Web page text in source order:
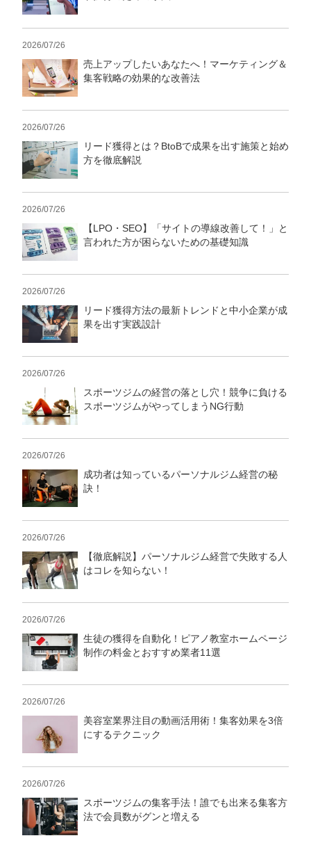
2026/07/26
売上アップしたいあなたへ！マーケティング＆
集客戦略の効果的な改善法
2026/07/26
リード獲得とは？BtoBで成果を出す施策と始め
方を徹底解説
2026/07/26
【LPO・SEO】「サイトの導線改善して！」と
言われた方が困らないための基礎知識
2026/07/26
リード獲得方法の最新トレンドと中小企業が成
果を出す実践設計
2026/07/26
スポーツジムの経営の落とし穴！競争に負ける
スポーツジムがやってしまうNG行動
2026/07/26
成功者は知っているパーソナルジム経営の秘
訣！
2026/07/26
【徹底解説】パーソナルジム経営で失敗する人
はコレを知らない！
2026/07/26
生徒の獲得を自動化！ピアノ教室ホームページ
制作の料金とおすすめ業者11選
2026/07/26
美容室業界注目の動画活用術！集客効果を3倍
にするテクニック
2026/07/26
スポーツジムの集客手法！誰でも出来る集客方
法で会員数がグンと増える